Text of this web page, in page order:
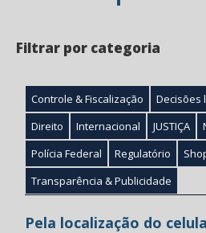
Filtrar por categoria
Controle & Fiscalização Decisões
Direito
Internacional JUSTIÇA
Polícia Federal
Regulatório
Transparência & Publicidade
Pela localização do